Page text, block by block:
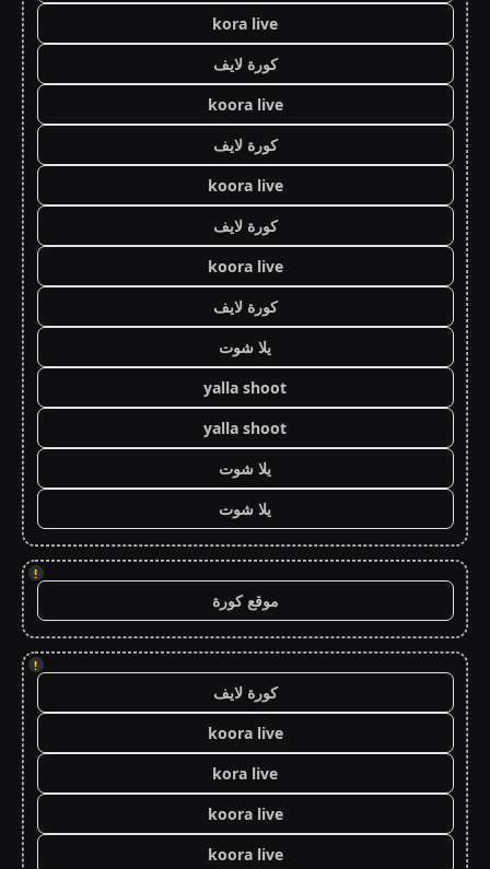
kora live
كورة لايف
koora live
كورة لايف
koora live
كورة لايف
koora live
كورة لايف
يلا شوت
yalla shoot
yalla shoot
يلا شوت
يلا شوت
!
موقع كورة
!
كورة لايف
koora live
kora live
koora live
koora live